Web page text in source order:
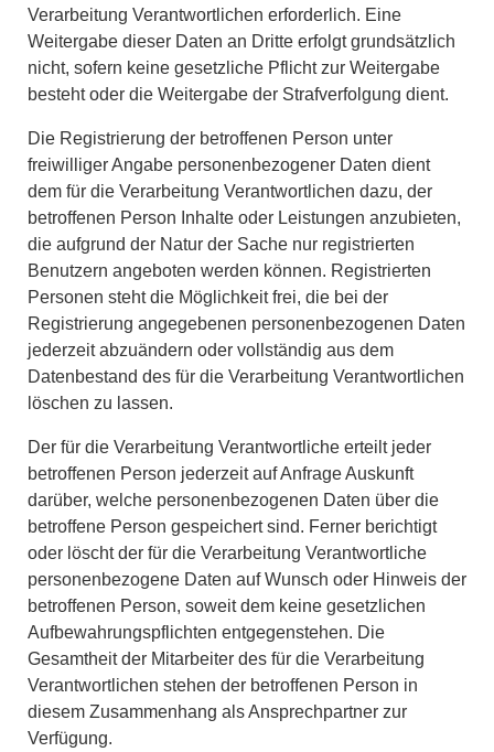
Verarbeitung Verantwortlichen erforderlich. Eine
Weitergabe dieser Daten an Dritte erfolgt grundsätzlich
nicht, sofern keine gesetzliche Pflicht zur Weitergabe
besteht oder die Weitergabe der Strafverfolgung dient.
Die Registrierung der betroffenen Person unter
freiwilliger Angabe personenbezogener Daten dient
dem für die Verarbeitung Verantwortlichen dazu, der
betroffenen Person Inhalte oder Leistungen anzubieten,
die aufgrund der Natur der Sache nur registrierten
Benutzern angeboten werden können. Registrierten
Personen steht die Möglichkeit frei, die bei der
Registrierung angegebenen personenbezogenen Daten
jederzeit abzuändern oder vollständig aus dem
Datenbestand des für die Verarbeitung Verantwortlichen
löschen zu lassen.
Der für die Verarbeitung Verantwortliche erteilt jeder
betroffenen Person jederzeit auf Anfrage Auskunft
darüber, welche personenbezogenen Daten über die
betroffene Person gespeichert sind. Ferner berichtigt
oder löscht der für die Verarbeitung Verantwortliche
personenbezogene Daten auf Wunsch oder Hinweis der
betroffenen Person, soweit dem keine gesetzlichen
Aufbewahrungspflichten entgegenstehen. Die
Gesamtheit der Mitarbeiter des für die Verarbeitung
Verantwortlichen stehen der betroffenen Person in
diesem Zusammenhang als Ansprechpartner zur
Verfügung.